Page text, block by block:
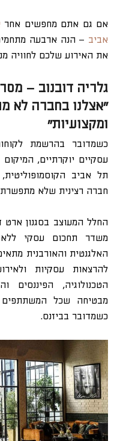
אם גם אתם מחפשים אחר
אביב – הנה ארבעה
את האירוע שלכם לחוויה
גלריה דובנוב –
״אצלנו בחברה לא
ומקצועיות״
כשמדובר בהרשמת
עסקיים יוקרתיים,
תל אביב
חברה רצינית שלא מתפשרת
החלל המעוצב בסגנון ארט
משדר תחכום עסקי ללא
האלגנטית והאורבנית
להרצאות עסקיות
הטכנולוגיה, הפיננסים
מבטיחה שכל המשתתפים
כשמדובר בביזנס.